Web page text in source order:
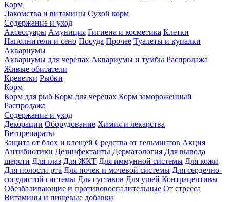
Корм
Лакомства и витамины Сухой корм
Содержание и уход
Аксессуары Амуниция Гигиена и косметика Клетки
Наполнители и сено Посуда Прочее Туалеты и купалки
Аквариумы
Аквариумы для черепах Аквариумы и тумбы Распродажа
Живые обитатели
Креветки Рыбки
Корм
Корм для рыб Корм для черепах Корм замороженный
Распродажа
Содержание и уход
Декорации Оборудование Химия и лекарства
Ветпрепараты
Защита от блох и клещей Средства от гельминтов Акция
Антибиотики Дезинфектанты Дерматология Для вывода
шерсти Для глаз Для ЖКТ Для иммунной системы Для кожи
Для полости рта Для почек и мочевой системы Для сердечно-
сосудистой системы Для суставов Для ушей Контрацептивы
Обезбаливающие и противовоспалительные От стресса
Витамины и пищевые добавки